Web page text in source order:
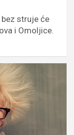
bez struje će
i Omoljice.